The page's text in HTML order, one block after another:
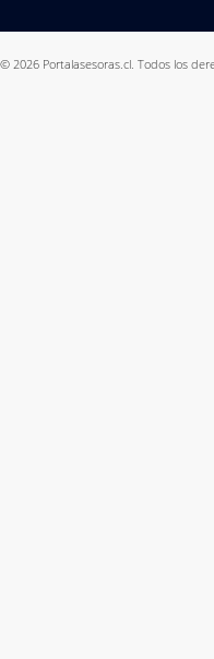
© 2026 Portalasesoras.cl. Todos los